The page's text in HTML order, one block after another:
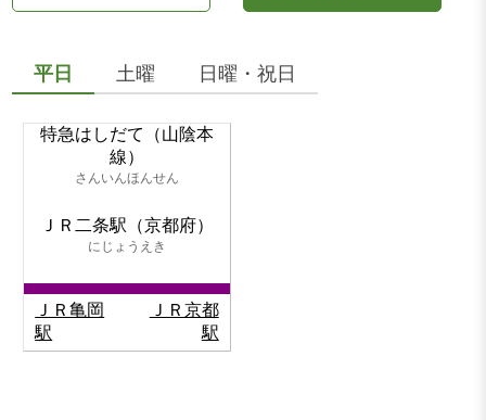
平日 土曜 日曜・祝日
特急はしだて（山陰本
線）
さんいんほんせん
ＪＲ二条駅（京都府）
にじょうえき
ＪＲ亀岡
駅
ＪＲ京都
駅